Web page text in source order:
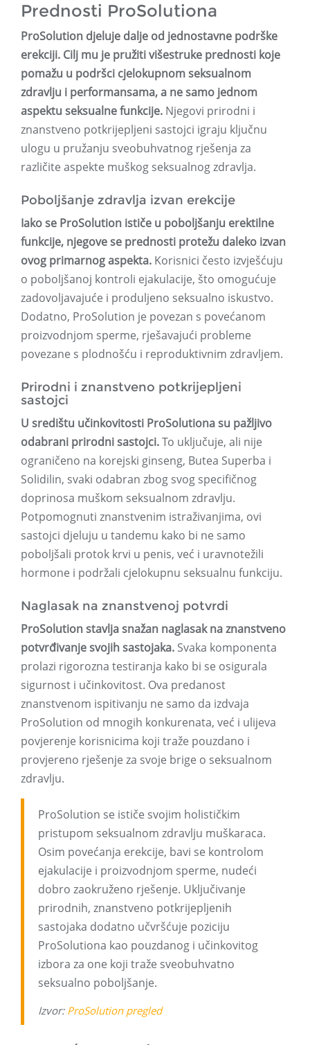
Prednosti ProSolutiona
ProSolution djeluje dalje od jednostavne podrške
erekciji. Cilj mu je pružiti višestruke prednosti koje
pomažu u podršci cjelokupnom seksualnom
zdravlju i performansama, a ne samo jednom
aspektu seksualne funkcije. Njegovi prirodni i
znanstveno potkrijepljeni sastojci igraju ključnu
ulogu u pružanju sveobuhvatnog rješenja za
različite aspekte muškog seksualnog zdravlja.
Poboljšanje zdravlja izvan erekcije
Iako se ProSolution ističe u poboljšanju erektilne
funkcije, njegove se prednosti protežu daleko izvan
ovog primarnog aspekta. Korisnici često izvješćuju
o poboljšanoj kontroli ejakulacije, što omogućuje
zadovoljavajuće i produljeno seksualno iskustvo.
Dodatno, ProSolution je povezan s povećanom
proizvodnjom sperme, rješavajući probleme
povezane s plodnošću i reproduktivnim zdravljem.
Prirodni i znanstveno potkrijepljeni
sastojci
U središtu učinkovitosti ProSolutiona su pažljivo
odabrani prirodni sastojci.To uključuje, ali nije
ograničeno na korejski ginseng, Butea Superba i
Solidilin, svaki odabran zbog svog specifičnog
doprinosa muškom seksualnom zdravlju.
Potpomognuti znanstvenim istraživanjima, ovi
sastojci djeluju u tandemu kako bi ne samo
poboljšali protok krvi u penis, već i uravnotežili
hormone i podržali cjelokupnu seksualnu funkciju.
Naglasak na znanstvenoj potvrdi
ProSolution stavlja snažan naglasak na znanstveno
potvrđivanje svojih sastojaka. Svaka komponenta
prolazi rigorozna testiranja kako bi se osigurala
sigurnost i učinkovitost. Ova predanost
znanstvenom ispitivanju ne samo da izdvaja
ProSolution od mnogih konkurenata, već i ulijeva
povjerenje korisnicima koji traže pouzdano i
provjereno rješenje za svoje brige o seksualnom
zdravlju.
ProSolution se ističe svojim holističkim
pristupom seksualnom zdravlju muškaraca.
Osim povećanja erekcije, bavi se kontrolom
ejakulacije i proizvodnjom sperme, nudeći
dobro zaokruženo rješenje. Uključivanje
prirodnih, znanstveno potkrijepljenih
sastojaka dodatno učvršćuje poziciju
ProSolutiona kao pouzdanog i učinkovitog
izbora za one koji traže sveobuhvatno
seksualno poboljšanje.
Izvor: ProSolution pregled